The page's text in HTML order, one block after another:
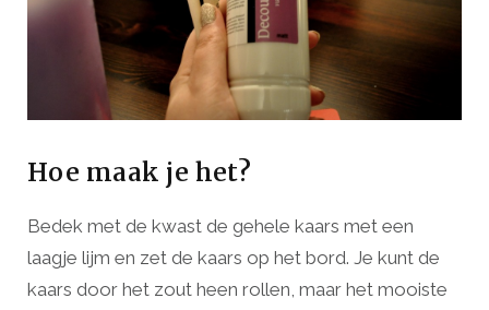
Hoe maak je het?
Bedek met de kwast de gehele kaars met een
laagje lijm en zet de kaars op het bord. Je kunt de
kaars door het zout heen rollen, maar het mooiste